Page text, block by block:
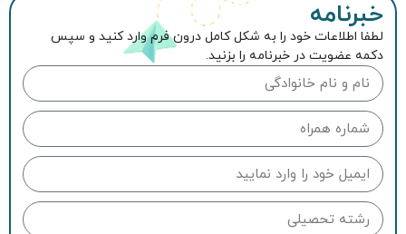
خبرنامه
لطفا اطلاعات خود را به شکل کامل درون فرم وارد کنید و سپس
دکمه عضویت در خبرنامه را بزنید.